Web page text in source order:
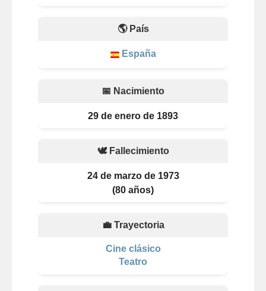
🌎 País
España
📅 Nacimiento
29 de enero de 1893
🕊️ Fallecimiento
24 de marzo de 1973
(80 años)
💼 Trayectoria
Cine clásico
Teatro